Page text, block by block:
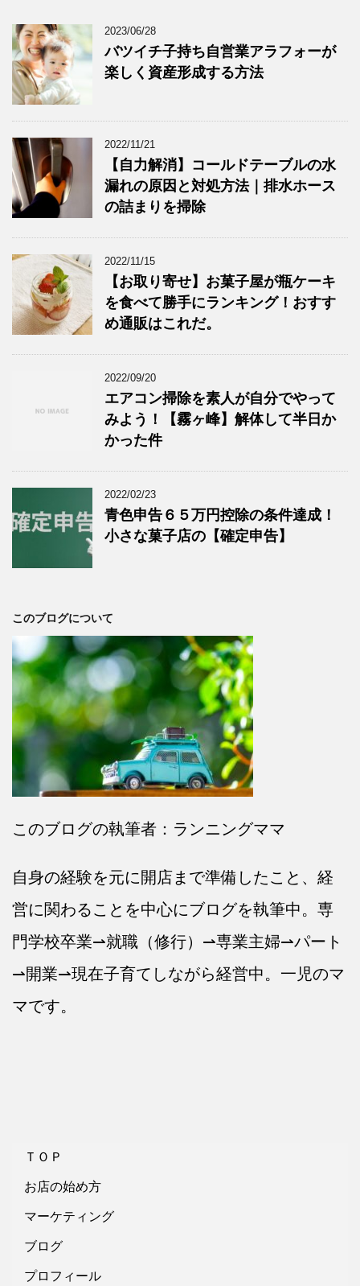
2023/06/28
バツイチ子持ち自営業アラフォーが
楽しく資産形成する方法
2022/11/21
【自力解消】コールドテーブルの水
漏れの原因と対処方法｜排水ホース
の詰まりを掃除
2022/11/15
【お取り寄せ】お菓子屋が瓶ケーキ
を食べて勝手にランキング！おすす
め通販はこれだ。
2022/09/20
エアコン掃除を素人が自分でやって
みよう！【霧ヶ峰】解体して半日か
かった件
2022/02/23
青色申告６５万円控除の条件達成！
小さな菓子店の【確定申告】
このブログについて
このブログの執筆者：ランニングママ
自身の経験を元に開店まで準備したこと、経
営に関わることを中心にブログを執筆中。専
門学校卒業⇀就職（修行）⇀専業主婦⇀パート
⇀開業⇀現在子育てしながら経営中。一児のマ
マです。
ＴＯＰ
お店の始め方
マーケティング
ブログ
プロフィール